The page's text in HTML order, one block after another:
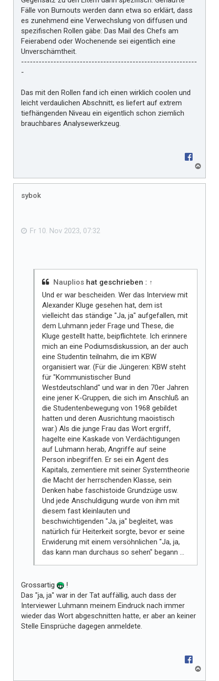
Fälle von Burnouts werden dann etwa so erklärt, dass
es zunehmend eine Verwechslung von diffusen und
spezifischen Rollen gäbe: Das Mail des Chefs am
Feierabend oder Wochenende sei eigentlich eine
Unverschämtheit.
------------------------------------------------------------
-
Das mit den Rollen fand ich einen wirklich coolen und
leicht verdaulichen Abschnitt, es liefert auf extrem
tiefhängenden Niveau ein eigentlich schon ziemlich
brauchbares Analysewerkzeug.
c
sybok
Fr 10. Nov 2023, 07:32
Nauplios hat geschrieben : ↑
Und er war bescheiden. Wer das Interview mit
Alexander Kluge gesehen hat, dem ist
vielleicht das ständige "Ja, ja" aufgefallen, mit
dem Luhmann jeder Frage und These, die
Kluge gestellt hatte, beipflichtete. Ich erinnere
mich an eine Podiumsdiskussion, an der auch
eine Studentin teilnahm, die im KBW
organisiert war. (Für die Jüngeren: KBW steht
für "Kommunistischer Bund
Westdeutschland" und war in den 70er Jahren
eine jener K-Gruppen, die sich im Anschluß an
die Studentenbewegung von 1968 gebildet
hatten und deren Ausrichtung maoistisch
war.) Als die junge Frau das Wort ergriff,
hagelte eine Kaskade von Verdächtigungen
auf Luhmann herab, Angriffe auf seine
Person inbegriffen. Er sei ein Agent des
Kapitals, zementiere mit seiner Systemtheorie
die Macht der herrschenden Klasse, sein
Denken habe faschistoide Grundzüge usw.
Und jede Anschuldigung wurde von ihm mit
diesem fast kleinlauten und
beschwichtigenden "Ja, ja" begleitet, was
natürlich für Heiterkeit sorgte, bevor er seine
Erwiderung mit einem versöhnlichen "Ja, ja,
das kann man durchaus so sehen" begann ...
Grossartig
!
Das "ja, ja" war in der Tat auffällig, auch dass der
Interviewer Luhmann meinem Eindruck nach immer
wieder das Wort abgeschnitten hatte, er aber an keiner
Stelle Einsprüche dagegen anmeldete.